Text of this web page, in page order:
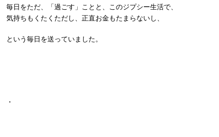
毎日をただ、「過ごす」ことと、このジプシー生活で、
気持ちもくたくただし、正直お金もたまらないし、
という毎日を送っていました。
・